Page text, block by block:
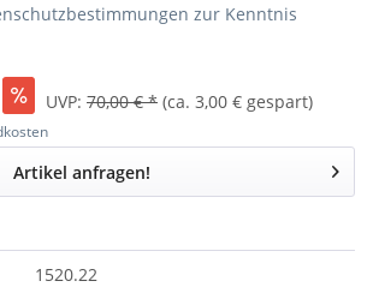
zur Kenntnis
UVP: 70,00 € * (ca. 3,00 € gespart)
Artikel anfragen!
1520.22